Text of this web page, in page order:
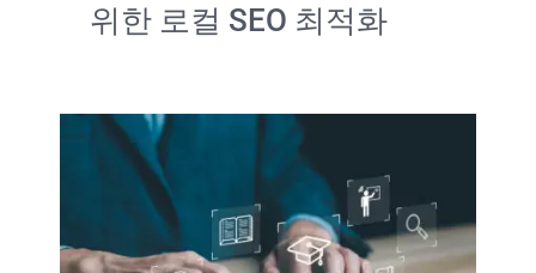
위한 로컬 SEO 최적화